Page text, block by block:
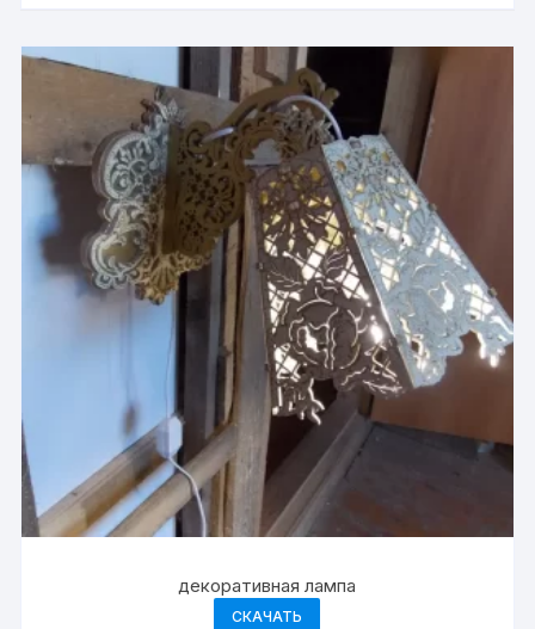
декоративная лампа
СКАЧАТЬ